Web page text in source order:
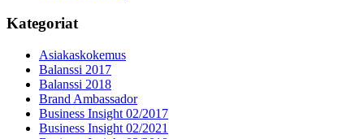
Kategoriat
Asiakaskokemus
Balanssi 2017
Balanssi 2018
Brand Ambassador
Business Insight 02/2017
Business Insight 02/2021